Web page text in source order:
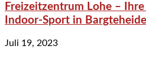
Freizeitzentrum Lohe –
Indoor-Sport in
Juli 19, 2023